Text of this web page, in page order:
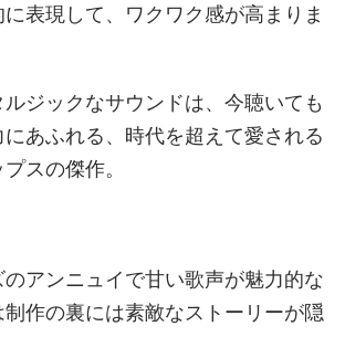
表現して、ワクワク感が高まりま
ジックなサウンドは、今聴いても
あふれる、時代を超えて愛される
スの傑作。
アンニュイで甘い歌声が魅力的な
作の裏には素敵なストーリーが隠